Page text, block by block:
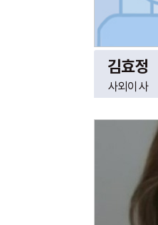
김효정
사외이사